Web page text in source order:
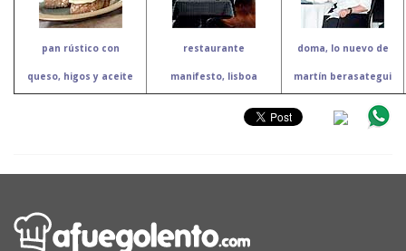
pan rústico con
queso, higos y aceite
restaurante
manifesto, lisboa
doma, lo nuevo de
martín berasategui